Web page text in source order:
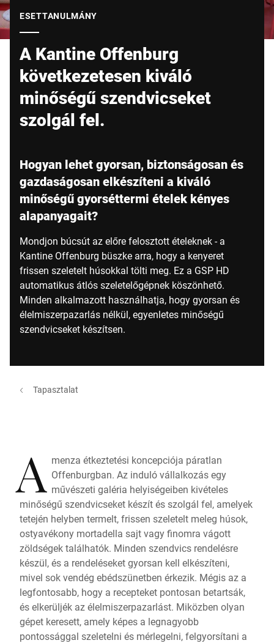
ESETTANULMÁNY
A Kantine Offenburg
következetesen kiváló
minőségű szendvicseket
szolgál fel.
Hogyan lehet gyorsan, biztonságosan és
gazdaságosan elkészíteni a kiváló
minőségű gyorséttermi ételek kényes
alapanyagait?
Mondjon búcsút az előre felosztott ételeknek - a
Kantine Offenburg büszke arra, hogy a kenyeret
frissen szeletelt húsokkal tölti meg. Ez a GSP HD
automatikus átlós szeletelőgépnek köszönhető.
Minden alkalmazott használhatja, hogy gyorsan és
élelmiszerpazarlás nélkül, egyenletes minőségű
szendvicseket készítsen.
Tapasztalat
A menza étkeztetési koncepciója páratlan
Offenburgban. Az induló vállalkozás egy
művészeti galéria helyiségeiben kivételes
minőségű szendvicseket készít és szolgál fel, amelyek
tetején helyben termelt, frissen szeletelt meleg húsok,
ostyavékony mortadella sajt vagy finomra vágott
zöldségek találhatók. Minden szendvics rendelésre
készül, és a rendeléseket gyorsan kell elkészíteni,
mivel sok vendég ebédszünetben érkezik. Mégis az a
legfontosabb, hogy a recepteket pontosan betartsák,
és elkerüljék az élelmiszerpazarlást. Miközben olyan
gépet keresett, amely képes a legnagyobb
pontossággal szeletelni és mérlegelni, felgyorsítani a